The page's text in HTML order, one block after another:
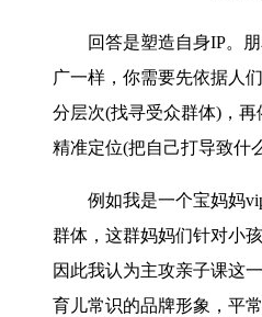
回答是塑造自身IP。朋
广一样，你需要先依据人
分层次(找寻受众群体)，
精准定位(把自己打导致什
例如我是一个宝妈妈vip
群体，这群妈妈们针对小
因此我认为主攻亲子课这
育儿常识的品牌形象，平